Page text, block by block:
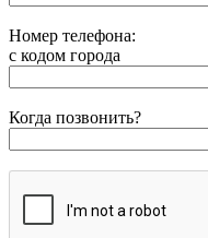
Номер телефона:
с кодом города
Когда позвонить?